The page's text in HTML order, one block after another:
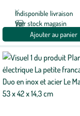
Indisponible livraison
Voir stock magasin
Ajouter au panier